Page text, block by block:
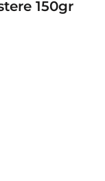
150gr